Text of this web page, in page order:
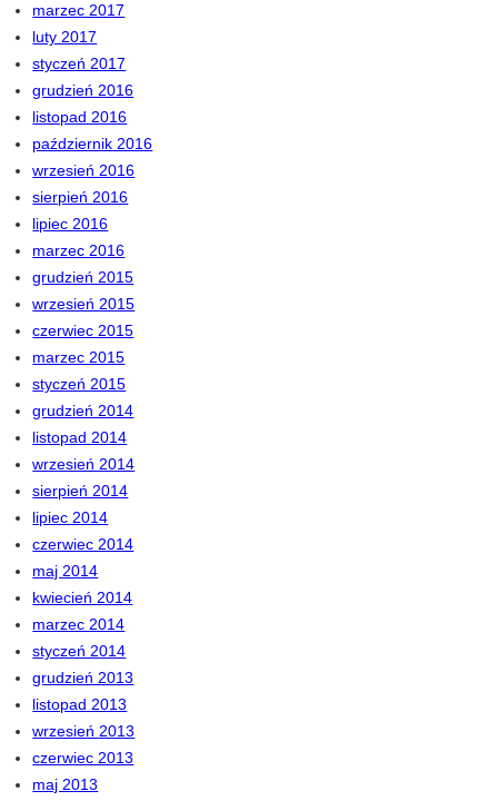
marzec 2017
luty 2017
styczeń 2017
grudzień 2016
listopad 2016
październik 2016
wrzesień 2016
sierpień 2016
lipiec 2016
marzec 2016
grudzień 2015
wrzesień 2015
czerwiec 2015
marzec 2015
styczeń 2015
grudzień 2014
listopad 2014
wrzesień 2014
sierpień 2014
lipiec 2014
czerwiec 2014
maj 2014
kwiecień 2014
marzec 2014
styczeń 2014
grudzień 2013
listopad 2013
wrzesień 2013
czerwiec 2013
maj 2013